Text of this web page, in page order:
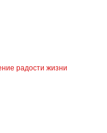
радости жизни